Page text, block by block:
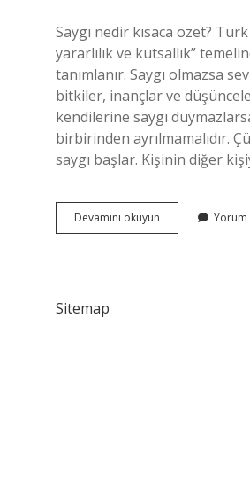
Saygı nedir kısaca özet?
yararlılık ve kutsallık”
tanımlanır. Saygı olmazsa
bitkiler, inançlar ve
kendilerine saygı
birbirinden ayrılmamalıdır.
saygı başlar. Kişinin diğer
Devamını okuyun
Ile
Yorum
Sitemap